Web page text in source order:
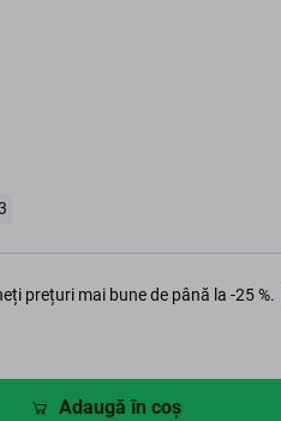
prețuri mai bune de până la -25 %.
Adaugă în coș